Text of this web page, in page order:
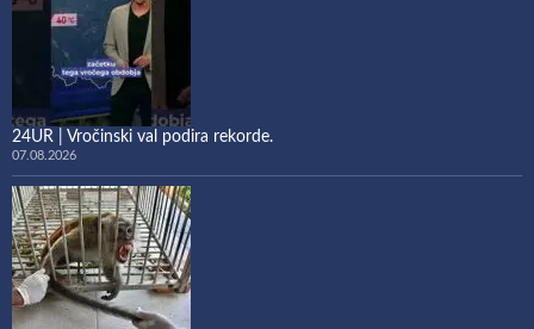
24UR | Vročinski val podira rekorde.
07.08.2026